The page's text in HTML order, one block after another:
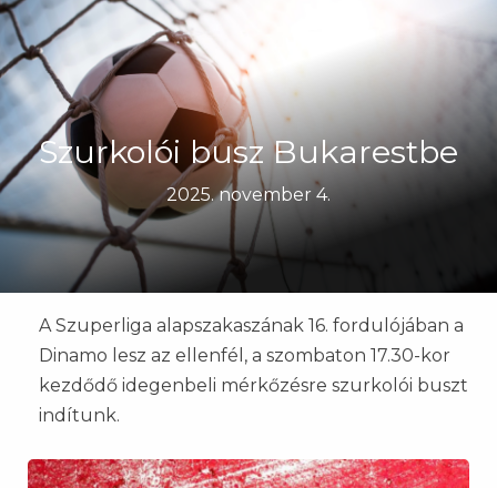
Szurkolói busz Bukarestbe
2025. november 4.
A Szuperliga alapszakaszának 16. fordulójában a
Dinamo lesz az ellenfél, a szombaton 17.30-kor
kezdődő idegenbeli mérkőzésre szurkolói buszt
indítunk.